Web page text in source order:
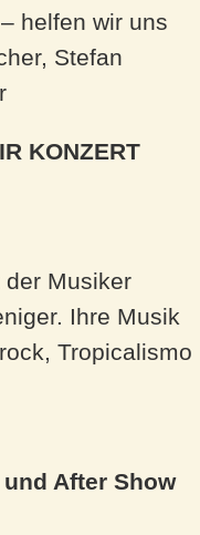
helfen wir uns
Stefan
KONZERT
Musiker
Ihre Musik
Tropicalismo
After Show